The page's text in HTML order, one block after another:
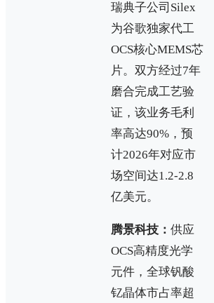
瑞典子公司Silex
为谷歌独家代工
OCS核心MEMS芯
片。双方经过7年
磨合完成工艺验
证，该业务毛利
率高达90%，预
计2026年对应市
场空间达1.2-2.8
亿美元。
腾景科技： 供应
OCS高精度光学
元件，全球钒酸
钇晶体市占率超